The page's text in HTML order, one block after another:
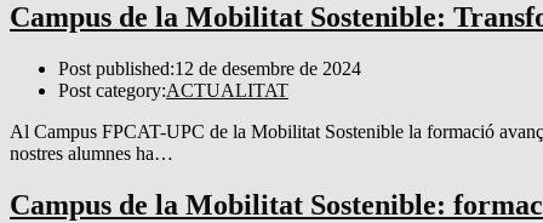
Campus de la Mobilitat Sostenible:
Post published:12 de desembre de 2024
Post category:ACTUALITAT
Al Campus FPCAT-UPC de la Mobilitat Sostenible la formació
nostres alumnes ha…
Campus de la Mobilitat Sostenible: